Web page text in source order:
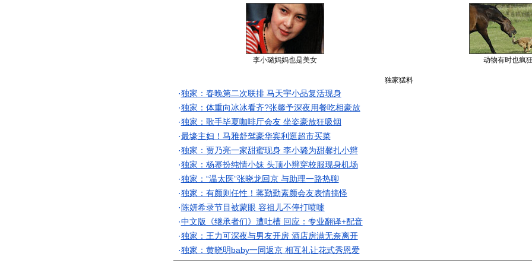
李小璐妈妈也是美女 动物有时也疯
独家猛料
·独家：春晚第二次联排 马天宇小品复活现身
·独家：体重向冰冰看齐?张馨予深夜用餐吃相豪放
·独家：歌手毕夏咖啡厅会友 坐姿豪放狂吸烟
·最壕主妇！马雅舒驾豪华宾利逛超市买菜
·独家：贾乃亮一家甜蜜现身 李小璐为甜馨扎小辫
·独家：杨幂扮纯情小妹 头顶小辫穿校服现身机场
·独家：“温太医”张晓龙回京 与助理一路热聊
·独家：有颜则任性！蒋勤勤素颜会友表情搞怪
· 陈妍希录节目被蒙眼 容祖儿不停打喷嚏
·中文版《继承者们》遭吐槽 回应：专业翻译+配音
·独家：王力可深夜与男友开房 酒店房满无奈离开
·独家：黄晓明baby一同返京 相互礼让花式秀恩爱